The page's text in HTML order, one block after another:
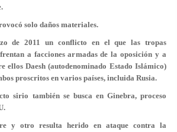
solo daños materiales.
de 2011 un conflicto en el que las tropas
a facciones armadas de la oposición y a
ellos Daesh (autodenominado Estado Islámico)
proscritos en varios países, incluida Rusia.
sirio también se busca en Ginebra, proceso
y otro resulta herido en ataque contra la